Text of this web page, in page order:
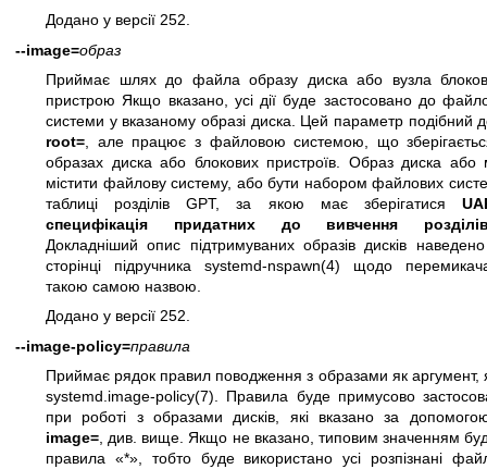
Додано у версії 252.
--image=образ
Приймає шлях до файла образу диска або вузла
пристрою Якщо вказано, усі дії буде застосовано до
системи у вказаному образі диска. Цей параметр подібний
root= , але працює з файловою системою, що
образах диска або блокових пристроїв. Образ диска або
містити файлову систему, або бути набором файлових
таблиці розділів GPT, за якою має зберігатися
специфікація придатних до вивчення
Докладніший опис підтримуваних образів дисків
сторінці підручника systemd-nspawn(4) щодо
такою самою назвою.
Додано у версії 252.
--image-policy=правила
Приймає рядок правил поводження з образами як аргумент,
systemd.image-policy(7) . Правила буде примусово
при роботі з образами дисків, які вказано за
image= , див. вище. Якщо не вказано, типовим значенням
правила «*», тобто буде використано усі розпізнані